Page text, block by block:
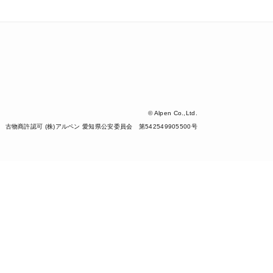
© Alpen Co.,Ltd.
古物商許認可 (株)アルペン 愛知県公安委員会 第542549905500号